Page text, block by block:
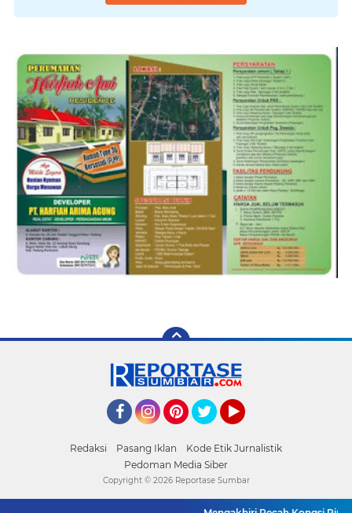
Redaksi Pasang Iklan
Kode Etik Jurnalistik
Pedoman Media Siber
Copyright © 2026 Reportase Sumbar